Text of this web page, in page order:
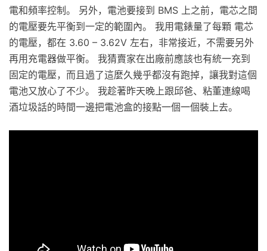
電和頻率控制。 另外，電池要接到 BMS 上之前，電芯之間
的電壓要先平衡到一定的範圍內。 我用電錶量了每顆 電芯
的電壓，都在 3.60 – 3.62V 左右，非常接近，不需要另外
再用充電器做平衡。 我猜賣家在出廠前應該也有統一充到
固定的電壓，而且過了這麼久幾乎都沒有跑掉，讓我對這個
電池又放心了不少。 我趁著昨天晚上跟邱爸、粘董連線喝
酒垃圾話的時間一邊把電池盒的接點一個一個裝上去。